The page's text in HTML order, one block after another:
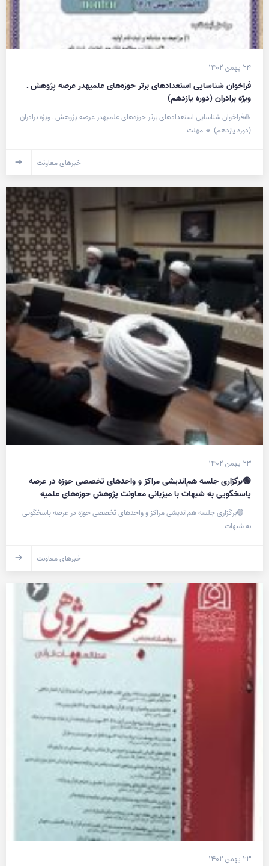
۲۴ بهمن ۱۴۰۲
فراخوان شناسایی استعدادهای برتر حوزه‌های علمیهدر عرصه پژوهش ـ
ویژه برادران (دوره یازدهم)
🔺فراخوان شناسایی استعدادهای برتر حوزه‌های علمیهدر عرصه پژوهش ـ ویژه برادران
(دوره یازدهم) 🔹 مهلت
خبرهای معاونت
۲۳ بهمن ۱۴۰۲
🟢برگزاری جلسه هم‌اندیشی مراکز و واحدهای تخصصی حوزه در عرصه
پاسخگویی به شبهات با میزبانی معاونت پژوهش حوزه‌های علمیه
🟢برگزاری جلسه هم‌اندیشی مراکز و واحدهای تخصصی حوزه در عرصه پاسخگویی
به شبهات
خبرهای معاونت
۲۳ بهمن ۱۴۰۲